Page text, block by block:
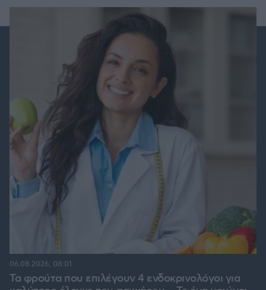
Τα φρούτα που επιλέγουν 4 ενδοκρινολόγοι για
06.08.2026, 08:01